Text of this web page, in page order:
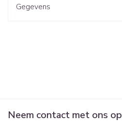
Gegevens
Neem contact met ons op